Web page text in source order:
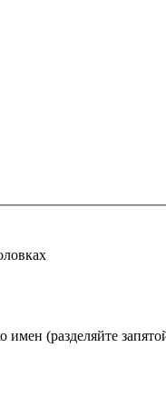
имен (разделяйте